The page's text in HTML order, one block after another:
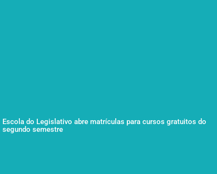
Escola do Legislativo abre matrículas para cursos gratuitos do
segundo semestre